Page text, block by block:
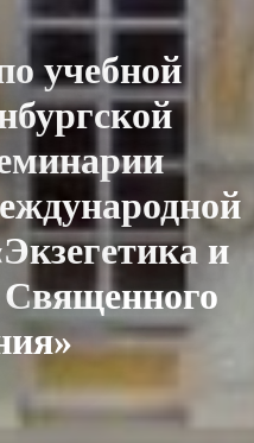
учебной
и
Священного